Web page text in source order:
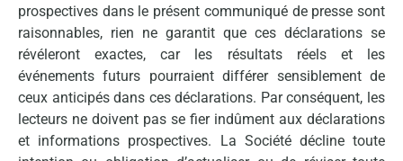
prospectives dans le présent communiqué de presse sont
raisonnables, rien ne garantit que ces déclarations se
révéleront exactes, car les résultats réels et les
événements futurs pourraient différer sensiblement de
ceux anticipés dans ces déclarations. Par conséquent, les
lecteurs ne doivent pas se fier indûment aux déclarations
et informations prospectives. La Société décline toute